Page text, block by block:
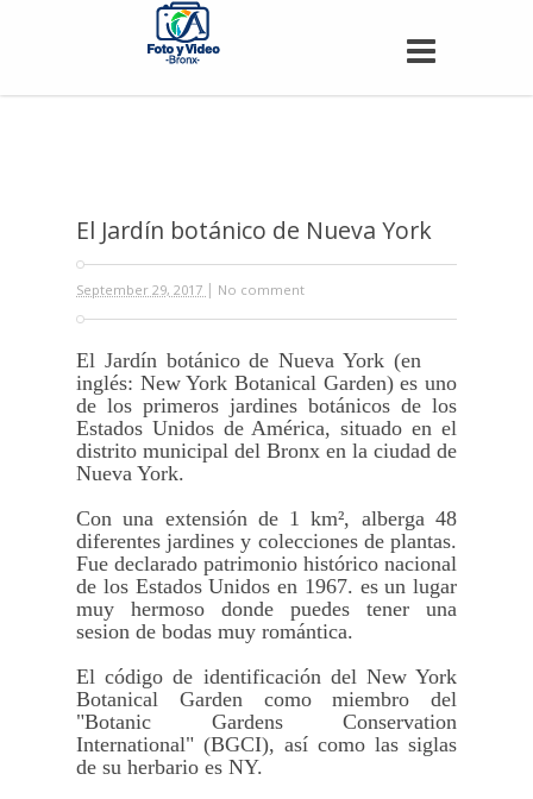
Portafolio.
Recientes.
El Jardín botánico de Nueva York
September 29, 2017 | No comment
El Jardín botánico de Nueva York (en
inglés: New York Botanical Garden) es uno
de los primeros jardines botánicos de los
Estados Unidos de América, situado en el
distrito municipal del Bronx en la ciudad de
Nueva York.
Con una extensión de 1 km², alberga 48
diferentes jardines y colecciones de plantas.
Fue declarado patrimonio histórico nacional
de los Estados Unidos en 1967. es un lugar
muy hermoso donde puedes tener una
sesion de bodas muy romántica.
El código de identificación del New York
Botanical Garden como miembro del
"Botanic Gardens Conservation
International" (BGCI), así como las siglas
de su herbario es NY.